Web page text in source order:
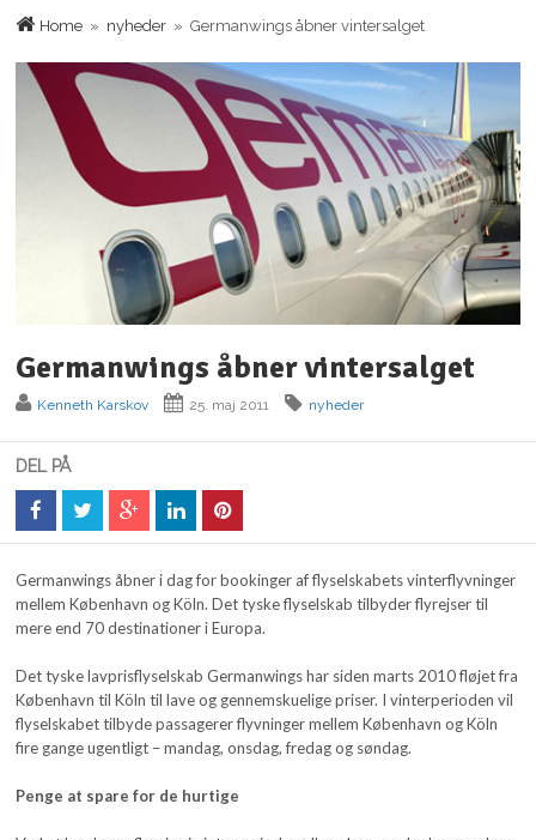
Home » nyheder » Germanwings åbner vintersalget
Germanwings åbner vintersalget
Kenneth Karskov 25. maj 2011 nyheder
DEL PÅ
Germanwings åbner i dag for bookinger af flyselskabets vinterflyvninger
mellem København og Köln. Det tyske flyselskab tilbyder flyrejser til
mere end 70 destinationer i Europa.
Det tyske lavprisflyselskab Germanwings har siden marts 2010 fløjet fra
København til Köln til lave og gennemskuelige priser. I vinterperioden vil
flyselskabet tilbyde passagerer flyvninger mellem København og Köln
fire gange ugentligt – mandag, onsdag, fredag og søndag.
Penge at spare for de hurtige